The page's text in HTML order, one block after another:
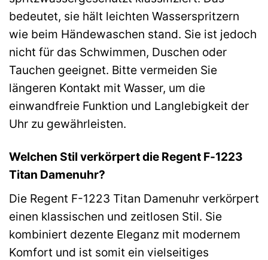
bedeutet, sie hält leichten Wasserspritzern
wie beim Händewaschen stand. Sie ist jedoch
nicht für das Schwimmen, Duschen oder
Tauchen geeignet. Bitte vermeiden Sie
längeren Kontakt mit Wasser, um die
einwandfreie Funktion und Langlebigkeit der
Uhr zu gewährleisten.
Welchen Stil verkörpert die Regent F-1223
Titan Damenuhr?
Die Regent F-1223 Titan Damenuhr verkörpert
einen klassischen und zeitlosen Stil. Sie
kombiniert dezente Eleganz mit modernem
Komfort und ist somit ein vielseitiges